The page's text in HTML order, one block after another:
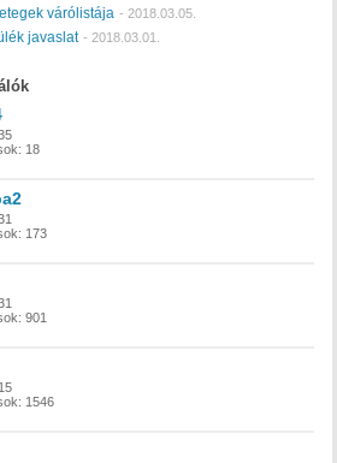
várólistája - 2018.03.05.
javaslat - 2018.03.01.
18
173
901
15
1546